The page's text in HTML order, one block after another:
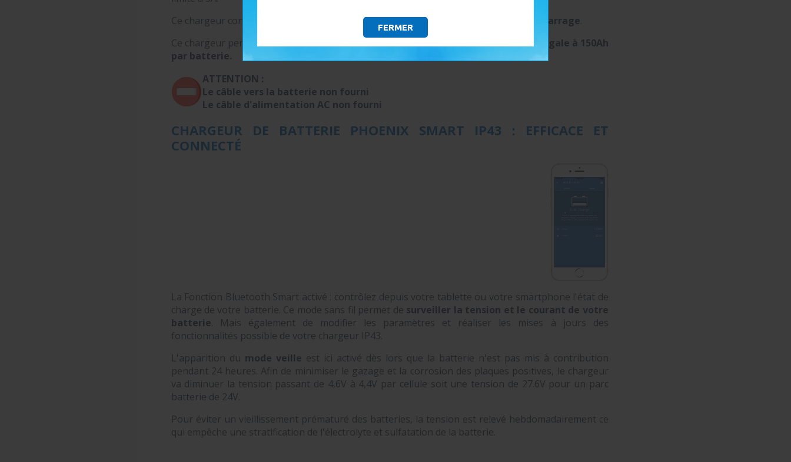
Ce chargeur connecté est compatible avec les batteries :AGM, GEL, Lithium, de démarrage.
Ce chargeur permet de charger un parc
supérieure ou égale à 150Ah
par batterie.
ATTENTION :
Le câble vers la batterie non fourni
Le câble d'alimentation AC non fourni
CHARGEUR DE BATTERIE PHOENIX SMART IP43 : EFFICACE ET
CONNECTÉ
La Fonction Bluetooth Smart activé : contrôlez depuis votre tablette ou votre smartphone l'état de
charge de votre batterie. Ce mode sans fil permet de surveiller la tension et le courant de votre
batterie. Mais également de modifier les paramètres et réaliser les mises à jours des
fonctionnalités possible de votre chargeur IP43.
L'apparition du mode veille est ici activé dès lors que la batterie n'est pas mis à contribution
pendant 24 heures. Afin de minimiser le gazage et la corrosion des plaques positives, le chargeur
va diminuer la tension passant de 4,6V à 4,4V par cellule soit une tension de 27.6V pour un parc
batterie de 24V.
Pour éviter un vieillissement prématuré des batteries, la tension est relevé hebdomadairement ce
qui empêche une stratification de l'électrolyte et sulfatation de la batterie.
FERMER